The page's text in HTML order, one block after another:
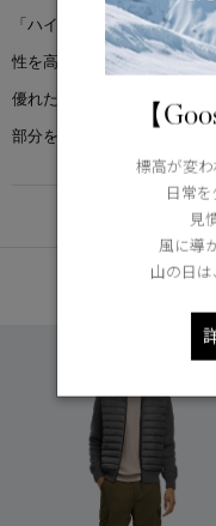
「ハイブリッジ® ニット ジ
性を高めるサーマルマッピ
優れたメリノウール素材に
部分を暖かく保ちます。
あ
【
標高が変
日常を
見
風に導
山の日は